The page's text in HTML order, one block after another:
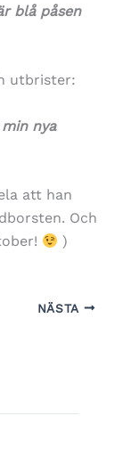
blå påsen
utbrister:
nya
att han
Och
)
NÄSTA